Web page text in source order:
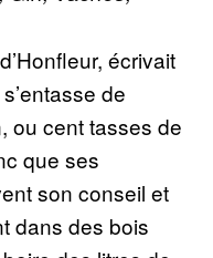
écrivait
de
ou cent tasses de
que ses
son conseil et
dans des bois